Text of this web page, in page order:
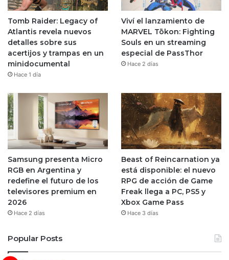
Tomb Raider: Legacy of
Atlantis revela nuevos
detalles sobre sus
acertijos y trampas en un
minidocumental
Hace 1 día
Viví el lanzamiento de
MARVEL Tōkon: Fighting
Souls en un streaming
especial de PassThor
Hace 2 días
Samsung presenta Micro
RGB en Argentina y
redefine el futuro de los
televisores premium en
2026
Hace 2 días
Beast of Reincarnation ya
está disponible: el nuevo
RPG de acción de Game
Freak llega a PC, PS5 y
Xbox Game Pass
Hace 3 días
Popular Posts